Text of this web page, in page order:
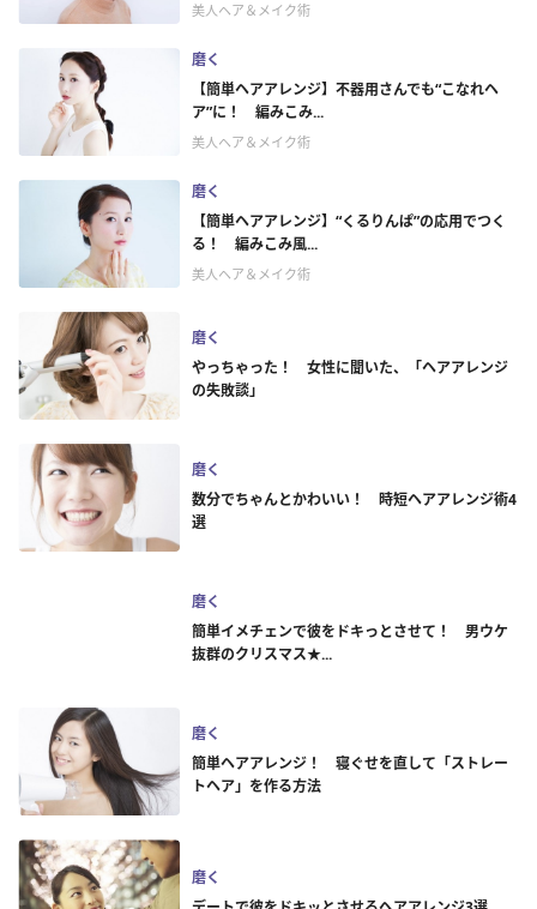
美人ヘア＆メイク術
磨く
【簡単ヘアアレンジ】不器用さんでも“こなれヘ
ア”に！ 編みこみ...
美人ヘア＆メイク術
磨く
【簡単ヘアアレンジ】“くるりんぱ”の応用でつく
る！ 編みこみ風...
美人ヘア＆メイク術
磨く
やっちゃった！ 女性に聞いた、「ヘアアレンジ
の失敗談」
磨く
数分でちゃんとかわいい！ 時短ヘアアレンジ術4
選
磨く
簡単イメチェンで彼をドキっとさせて！ 男ウケ
抜群のクリスマス★...
磨く
簡単ヘアアレンジ！ 寝ぐせを直して「ストレー
トヘア」を作る方法
磨く